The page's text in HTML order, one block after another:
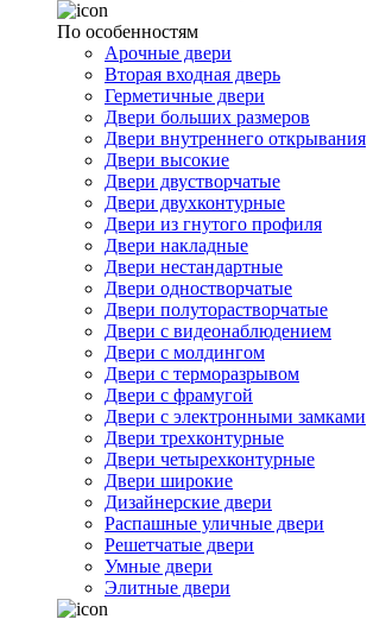
По особенностям
Арочные двери
Вторая входная дверь
Герметичные двери
Двери больших размеров
Двери внутреннего открывания
Двери высокие
Двери двустворчатые
Двери двухконтурные
Двери из гнутого профиля
Двери накладные
Двери нестандартные
Двери одностворчатые
Двери полуторастворчатые
Двери с видеонаблюдением
Двери с молдингом
Двери с терморазрывом
Двери с фрамугой
Двери с электронными замками
Двери трехконтурные
Двери четырехконтурные
Двери широкие
Дизайнерские двери
Распашные уличные двери
Решетчатые двери
Умные двери
Элитные двери